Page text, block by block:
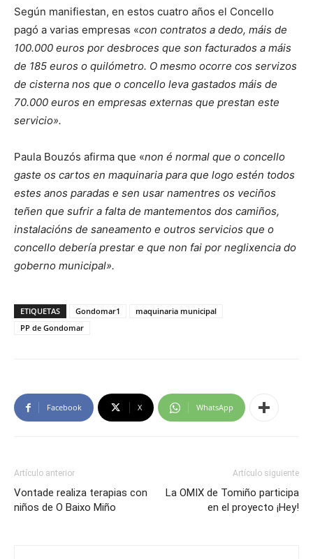
Según manifiestan, en estos cuatro años el Concello
pagó a varias empresas «con contratos a dedo, máis de
100.000 euros por desbroces que son facturados a máis
de 185 euros o quilómetro. O mesmo ocorre cos servizos
de cisterna nos que o concello leva gastados máis de
70.000 euros en empresas externas que prestan este
servicio».
Paula Bouzós afirma que «non é normal que o concello
gaste os cartos en maquinaria para que logo estén todos
estes anos paradas e sen usar namentres os veciños
teñen que sufrir a falta de mantementos dos camiños,
instalacións de saneamento e outros servicios que o
concello debería prestar e que non fai por neglixencia do
goberno municipal».
ETIQUETAS Gondomar1
maquinaria municipal
PP de Gondomar
Facebook X WhatsApp
Artículo anterior
Vontade realiza terapias con
niños de O Baixo Miño
Artículo siguiente
La OMIX de Tomiño participa
en el proyecto ¡Hey!